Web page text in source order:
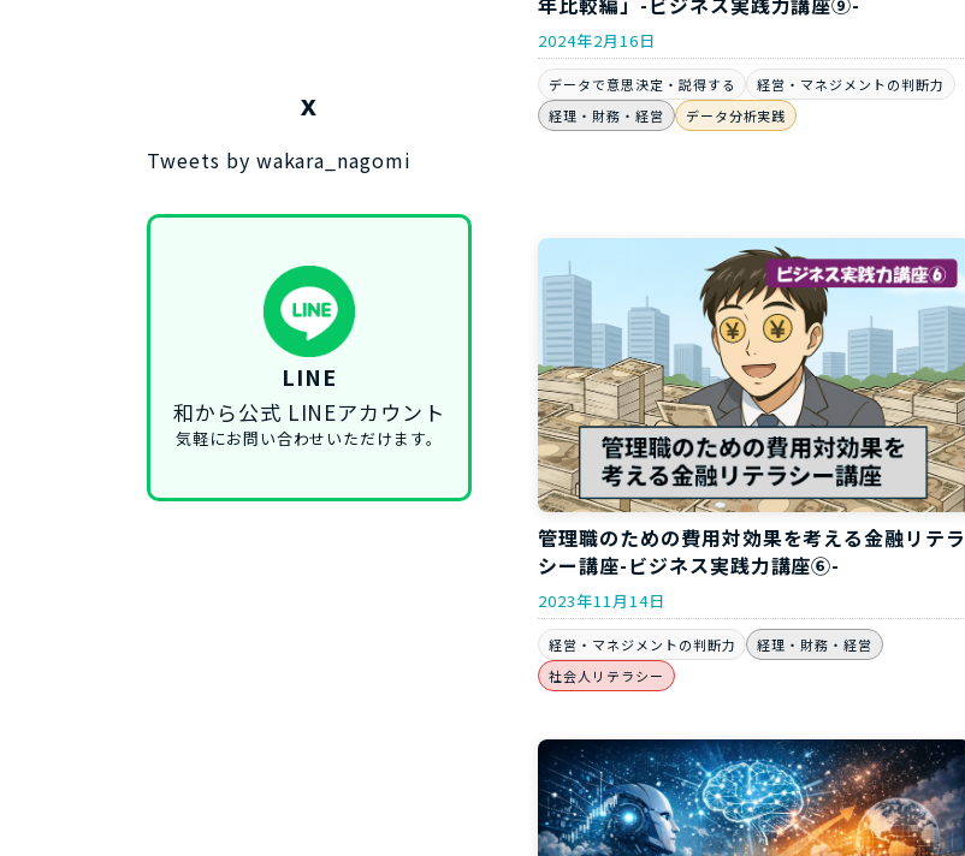
2024年2月16日
データで意思決定・説得する
経営・マネジメントの判断力
経理・財務・経営
データ分析実践
管理職のための費用対効果を考える金融リテラ
シー講座-ビジネス実践力講座⑥-
2023年11月14日
経営・マネジメントの判断力
経理・財務・経営
社会人リテラシー
X
Tweets by wakara_nagomi
LINE
和から公式 LINEアカウント
気軽にお問い合わせいただけます。